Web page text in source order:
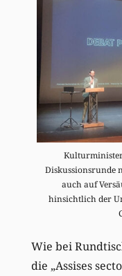
Diskussionsrunde
auch auf
hinsichtlich der
Wie bei
die „Assises